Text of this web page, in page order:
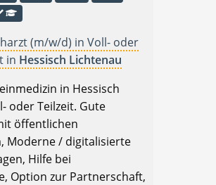
(m/w/d) in Voll- oder
in Hessisch Lichtenau
in Hessisch
oder Teilzeit. Gute
öffentlichen
Moderne / digitalisierte
Hilfe bei
Option zur Partnerschaft,